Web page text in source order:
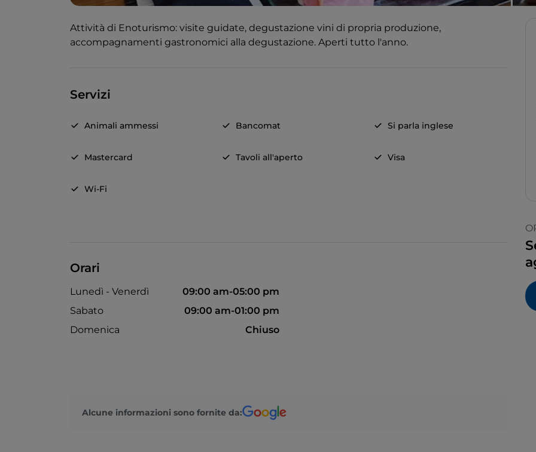
Attività di Enoturismo: visite guidate, degustazione vini di propria produzione,
accompagnamenti gastronomici alla degustazione. Aperti tutto l'anno.
Servizi
Animali ammessi Bancomat Si parla inglese
Mastercard Tavoli all'aperto Visa
Wi-Fi
Orari
Lunedì - Venerdì
09:00 am-05:00 pm
Sabato
09:00 am-01:00 pm
Domenica
Chiuso
Alcune informazioni sono fornite da: